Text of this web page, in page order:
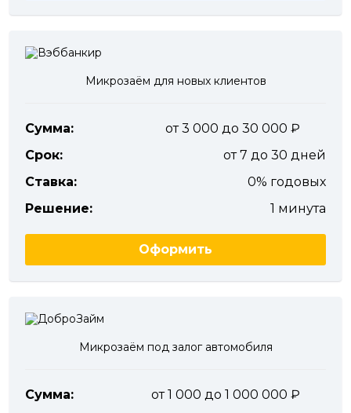
Микрозаём для новых клиентов
Сумма:
от 3 000 до 30 000
Срок:
от 7 до 30 дней
Ставка:
0% годовых
Решение:
1 минута
Оформить
Микрозаём под залог автомобиля
Сумма:
от 1 000 до 1 000 000